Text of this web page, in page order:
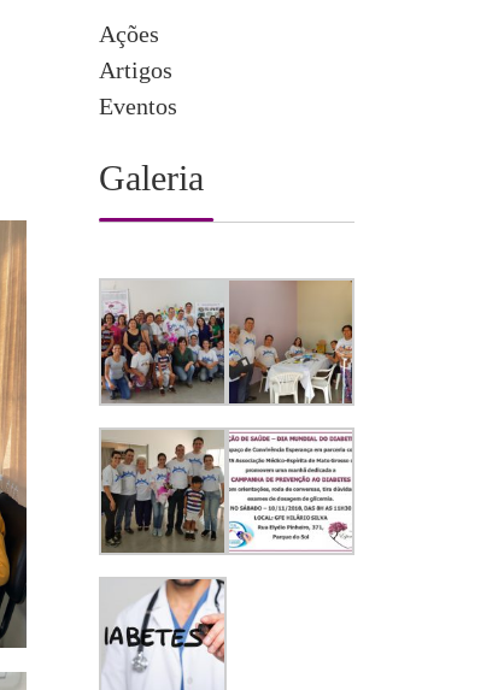
Ações
Artigos
Eventos
Galeria